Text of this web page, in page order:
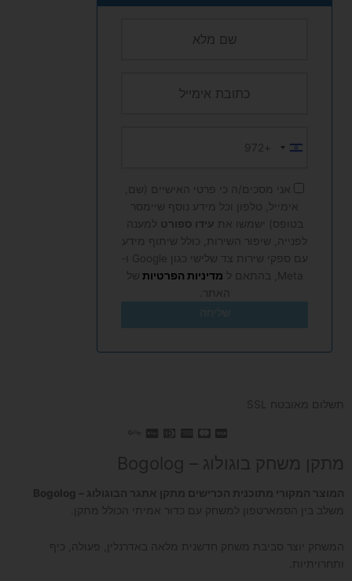
Israel
+972
אני מסכים/ה כי פרטי האישיים (שם,
אימייל, טלפון וכל מידע נוסף שיימסר
בטופס) ישמשו את עידו ספורט למענה
לפנייה, שיפור השירות, כולל שיתוף מידע
Meta, בהתאם ל
מדיניות הפרטיות של
האתר.
שליחה
תשלום מאובטח SSL
מתקן משחק בוגולוג – Bogolog
המוצר המקורי מתוכנית הכרישים מתקן אתגר הבוגולוג – Bogolog
משלב בין הסמארטפון למשחק עם כדור אמיתי הכולל מתקן.
המשחק יוצר סביבת משחק חדשנית מלאה באדרנלין, פעולה, כיף
ותחרויתיות.